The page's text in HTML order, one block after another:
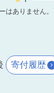
はありません。
寄付履歴